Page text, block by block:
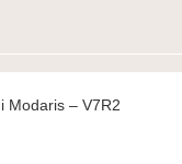
Modaris – V7R2